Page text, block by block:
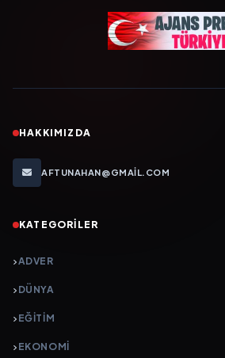
HAKKIMIZDA
AFTUNAHAN@GMAIL.COM
KATEGORILER
ADVER
DÜNYA
EĞİTİM
EKONOMİ